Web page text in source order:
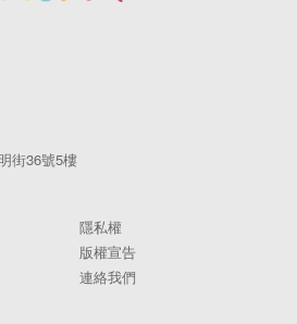
街36號5樓
隱私權
版權宣告
連絡我們